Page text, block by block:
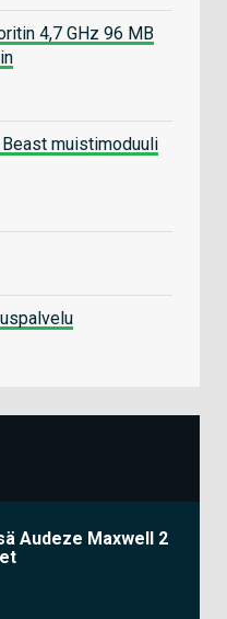
4,7 GHz 96 MB
Beast muistimoduuli
Audeze Maxwell 2